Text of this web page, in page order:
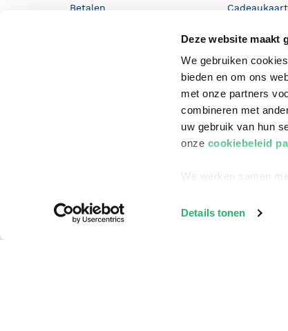
Deze website maakt
We gebruiken
bieden en om ons
met onze partners
combineren met
uw gebruik van hun
onze cookiebeleid
We werken samen
Details tonen
Betalen
Zakelijk boeken bestellen
Staatsloterij
ING